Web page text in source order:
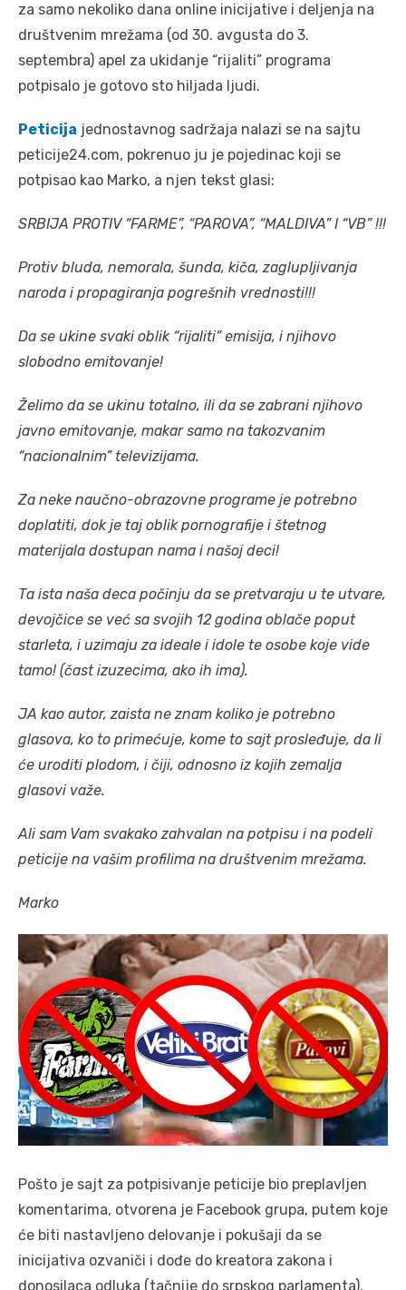
za samo nekoliko dana online inicijative i deljenja na
društvenim mrežama (od 30. avgusta do 3.
septembra) apel za ukidanje “rijaliti” programa
potpisalo je gotovo sto hiljada ljudi.
Peticija jednostavnog sadržaja nalazi se na sajtu
peticije24.com, pokrenuo ju je pojedinac koji se
potpisao kao Marko, a njen tekst glasi:
SRBIJA PROTIV “FARME”, “PAROVA”, “MALDIVA” I “VB” !!!
Protiv bluda, nemorala, šunda, kiča, zaglupljivanja
naroda i propagiranja pogrešnih vrednosti!!!
Da se ukine svaki oblik “rijaliti” emisija, i njihovo
slobodno emitovanje!
Želimo da se ukinu totalno, ili da se zabrani njihovo
javno emitovanje, makar samo na takozvanim
“nacionalnim” televizijama.
Za neke naučno-obrazovne programe je potrebno
doplatiti, dok je taj oblik pornografije i štetnog
materijala dostupan nama i našoj deci!
Ta ista naša deca počinju da se pretvaraju u te utvare,
devojčice se već sa svojih 12 godina oblače poput
starleta, i uzimaju za ideale i idole te osobe koje vide
tamo! (čast izuzecima, ako ih ima).
JA kao autor, zaista ne znam koliko je potrebno
glasova, ko to primećuje, kome to sajt prosleđuje, da li
će uroditi plodom, i čiji, odnosno iz kojih zemalja
glasovi važe.
Ali sam Vam svakako zahvalan na potpisu i na podeli
peticije na vašim profilima na društvenim mrežama.
Marko
Pošto je sajt za potpisivanje peticije bio preplavljen
komentarima, otvorena je Facebook grupa, putem koje
će biti nastavljeno delovanje i pokušaji da se
inicijativa ozvaniči i dođe do kreatora zakona i
donosilaca odluka (tačnije do srpskog parlamenta).